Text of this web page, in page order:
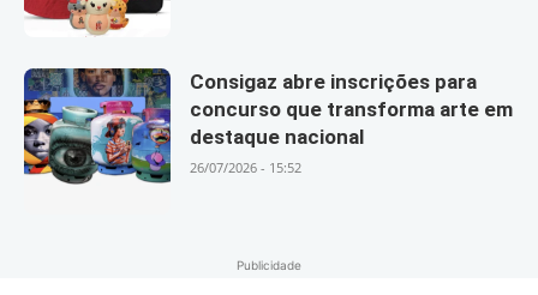
Consigaz abre inscrições para
concurso que transforma arte em
destaque nacional
26/07/2026 - 15:52
Publicidade